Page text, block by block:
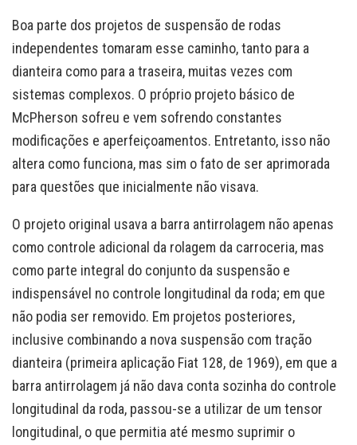
Boa parte dos projetos de suspensão de rodas
independentes tomaram esse caminho, tanto para a
dianteira como para a traseira, muitas vezes com
sistemas complexos. O próprio projeto básico de
McPherson sofreu e vem sofrendo constantes
modificações e aperfeiçoamentos. Entretanto, isso não
altera como funciona, mas sim o fato de ser aprimorada
para questões que inicialmente não visava.
O projeto original usava a barra antirrolagem não apenas
como controle adicional da rolagem da carroceria, mas
como parte integral do conjunto da suspensão e
indispensável no controle longitudinal da roda; em que
não podia ser removido. Em projetos posteriores,
inclusive combinando a nova suspensão com tração
dianteira (primeira aplicação Fiat 128, de 1969), em que a
barra antirrolagem já não dava conta sozinha do controle
longitudinal da roda, passou-se a utilizar de um tensor
longitudinal, o que permitia até mesmo suprimir o